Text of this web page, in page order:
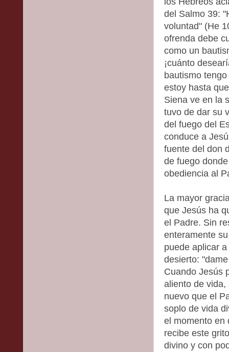
del Salmo 39:
voluntad" (He
ofrenda debe
como un
¡cuánto
bautismo
estoy hasta
Siena ve en la
tuvo de dar su
del fuego del
conduce a
fuente del don
de fuego
obediencia al
La mayor
que Jesús ha
el Padre. Sin
enteramente
puede aplicar
desierto:
Cuando Jesús
aliento de
nuevo que el
soplo de vida
el momento en
recibe este
divino y con